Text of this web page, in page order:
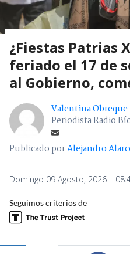
¿Fiestas Patrias
feriado el 17 de
al Gobierno,
Valentina Obreque
Periodista Radio
Publicado porAlejandro
Domingo 09 Agosto, 2026 |
Seguimos criterios de